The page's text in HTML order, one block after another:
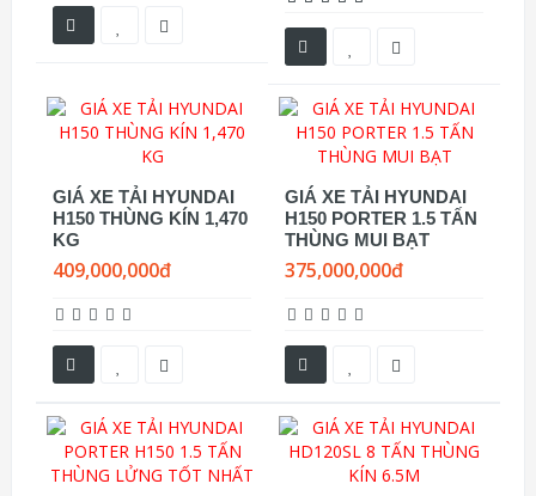
GIÁ XE TẢI HYUNDAI
H150 THÙNG KÍN 1,470
KG
409,000,000đ
GIÁ XE TẢI HYUNDAI
H150 PORTER 1.5 TẤN
THÙNG MUI BẠT
375,000,000đ